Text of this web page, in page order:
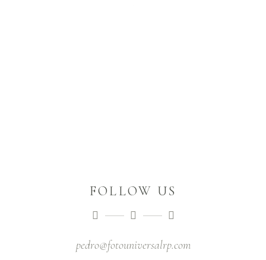
FOLLOW US
pedro@fotouniversalrp.com